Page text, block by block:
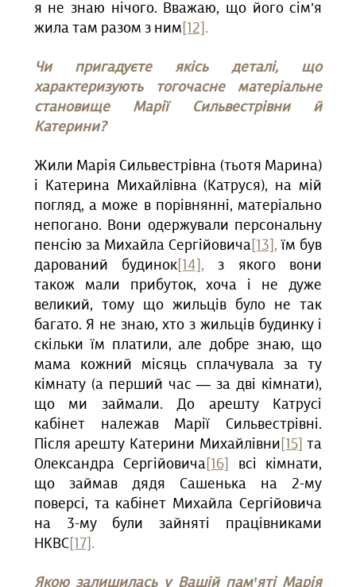
я не знаю нічого. Вважаю, що його сім’я
жила там разом з ним [12] .
Чи пригадуєте якісь деталі, що
характеризують тогочасне матеріальне
становище Марії Сильвестрівни й
Катерини?
Жили Марія Сильвестрівна (тьотя Марина)
і Катерина Михайлівна (Катруся), на мій
погляд, а може в порівнянні, матеріально
непогано. Вони одержували персональну
пенсію за Михайла Сергійовича [13] , їм був
дарований будинок [14] , з якого вони
також мали прибуток, хоча і не дуже
великий, тому що жильців було не так
багато. Я не знаю, хто з жильців будинку і
скільки їм платили, але добре знаю, що
мама кожний місяць сплачувала за ту
кімнату (а перший час — за дві кімнати),
що ми займали. До арешту Катрусі
кабінет належав Марії Сильвестрівні.
Після арешту Катерини Михайлівни [15]
та
Олександра Сергійовича [16]
всі кімнати,
що займав дядя Сашенька на 2-му
поверсі, та кабінет Михайла Сергійовича
на 3-му були зайняті працівниками
НКВС[17] .
Якою залишилась у Вашій пам’яті Марія